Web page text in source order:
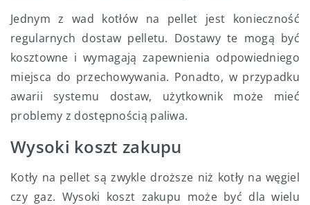
Jednym z wad kotłów na pellet jest konieczność
regularnych dostaw pelletu. Dostawy te mogą być
kosztowne i wymagają zapewnienia odpowiedniego
miejsca do przechowywania. Ponadto, w przypadku
awarii systemu dostaw, użytkownik może mieć
problemy z dostępnością paliwa.
Wysoki koszt zakupu
Kotły na pellet są zwykle droższe niż kotły na węgiel
czy gaz. Wysoki koszt zakupu może być dla wielu